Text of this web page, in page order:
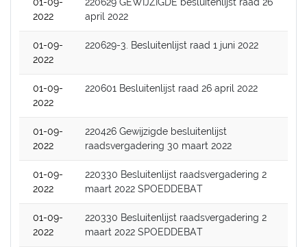
2022
april 2022
01-09-
2022
220629-3. Besluitenlijst raad 1 juni 2022
01-09-
2022
220601 Besluitenlijst raad 26 april 2022
01-09-
2022
220426 Gewijzigde besluitenlijst
raadsvergadering 30 maart 2022
01-09-
2022
220330 Besluitenlijst raadsvergadering 2
maart 2022 SPOEDDEBAT
01-09-
2022
220330 Besluitenlijst raadsvergadering 2
maart 2022 SPOEDDEBAT